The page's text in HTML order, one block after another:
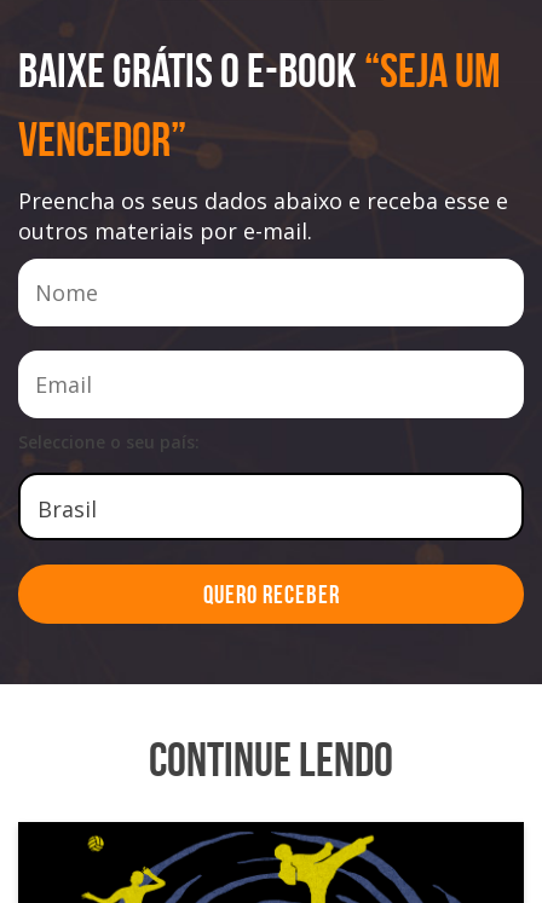
Baixe Grátis o e-book“Seja Um
Vencedor”
Preencha os seus dados abaixo e receba esse e
outros materiais por e-mail.
Seleccione o seu país:
Quero Receber
Continue Lendo